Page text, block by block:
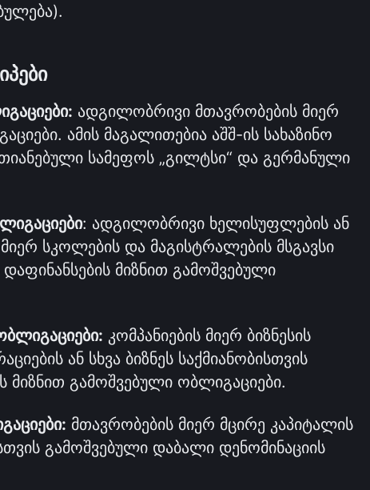
ადგილობრივი მთავრობების მიერ
ამის მაგალითებია აშშ-ის სახაზინო
სამეფოს „გილტსი“ და გერმანული
: ადგილობრივი ხელისუფლების ან
სკოლების და მაგისტრალების მსგავსი
მიზნით გამოშვებული
კომპანიების მიერ ბიზნესის
ან სხვა ბიზნეს საქმიანობისთვის
მიზნით გამოშვებული ობლიგაციები.
მთავრობების მიერ მცირე კაპიტალის
გამოშვებული დაბალი დენომინაციის